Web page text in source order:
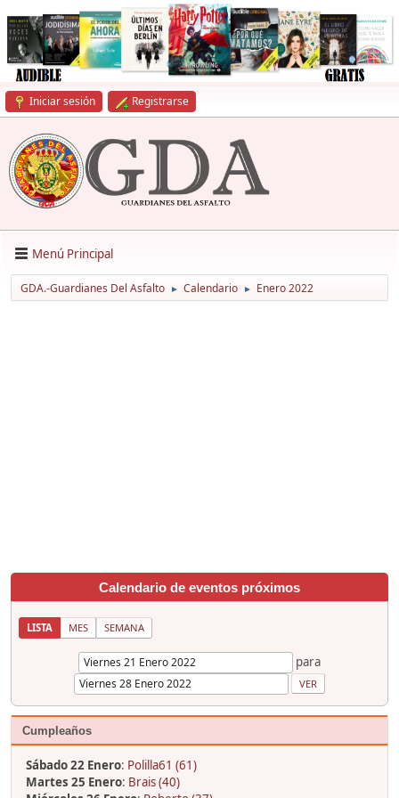
Iniciar sesión Registrarse
Menú Principal
GDA.-Guardianes Del Asfalto ► Calendario ► Enero 2022
Calendario de eventos próximos
LISTA MES SEMANA
para
Cumpleaños
Sábado 22 Enero: Polilla61 (61)
Martes 25 Enero: Brais (40)